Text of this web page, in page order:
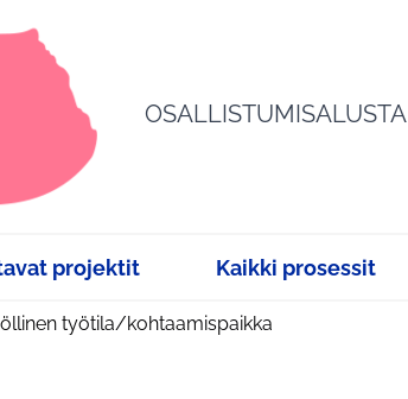
OSALLISTUMISALUSTA
projektit Kaikki prosessit
työtila/kohtaamispaikka